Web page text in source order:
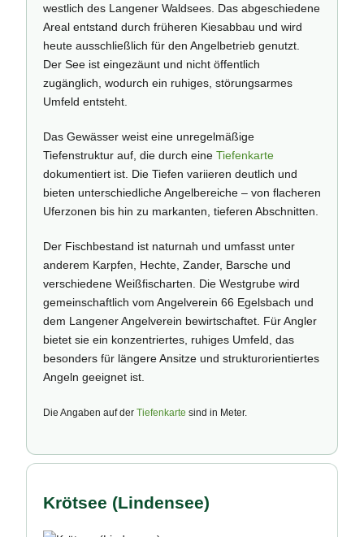
westlich des Langener Waldsees. Das abgeschiedene
Areal entstand durch früheren Kiesabbau und wird
heute ausschließlich für den Angelbetrieb genutzt.
Der See ist eingezäunt und nicht öffentlich
zugänglich, wodurch ein ruhiges, störungsarmes
Umfeld entsteht.
Das Gewässer weist eine unregelmäßige
Tiefenstruktur auf, die durch eine Tiefenkarte
dokumentiert ist. Die Tiefen variieren deutlich und
bieten unterschiedliche Angelbereiche – von flacheren
Uferzonen bis hin zu markanten, tieferen Abschnitten.
Der Fischbestand ist naturnah und umfasst unter
anderem Karpfen, Hechte, Zander, Barsche und
verschiedene Weißfischarten. Die Westgrube wird
gemeinschaftlich vom Angelverein 66 Egelsbach und
dem Langener Angelverein bewirtschaftet. Für Angler
bietet sie ein konzentriertes, ruhiges Umfeld, das
besonders für längere Ansitze und strukturorientiertes
Angeln geeignet ist.
Die Angaben auf der Tiefenkarte sind in Meter.
Krötsee (Lindensee)